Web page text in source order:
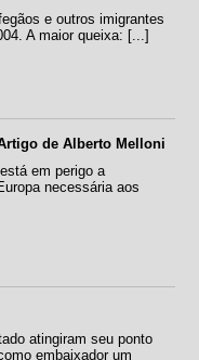
e outros imigrantes
A maior queixa: [...]
de Alberto Melloni
em perigo a
necessária aos
atingiram seu ponto
embaixador um